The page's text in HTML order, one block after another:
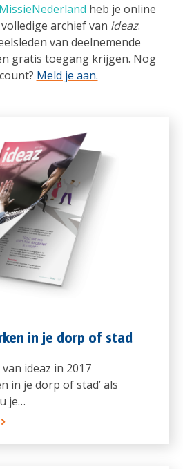
heb je online
archief van ideaz.
van deelnemende
gratis toegang krijgen. Nog
Meld je aan.
in je dorp of stad
ideaz in 2017
in je dorp of stad’ als
je…